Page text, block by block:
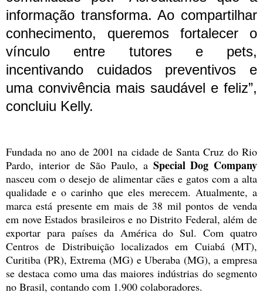
informação transforma. Ao compartilhar
conhecimento, queremos fortalecer o
vínculo entre tutores e pets,
incentivando cuidados preventivos e
uma convivência mais saudável e feliz”,
concluiu Kelly.
Fundada no ano de 2001 na cidade de Santa Cruz do Rio
Pardo, interior de São Paulo, a Special Dog Company
nasceu com o desejo de alimentar cães e gatos com a alta
qualidade e o carinho que eles merecem. Atualmente, a
marca está presente em mais de 38 mil pontos de venda
em nove Estados brasileiros e no Distrito Federal, além de
exportar para países da América do Sul. Com quatro
Centros de Distribuição localizados em Cuiabá (MT),
Curitiba (PR), Extrema (MG) e Uberaba (MG), a empresa
se destaca como uma das maiores indústrias do segmento
no Brasil, contando com 1.900 colaboradores.